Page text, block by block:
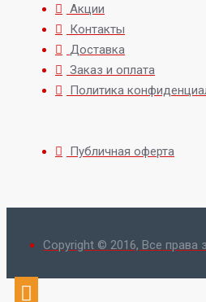
Акции
Контакты
Доставка
Заказ и оплата
Политика
Публичная оферта
Copyright © 2016, Все